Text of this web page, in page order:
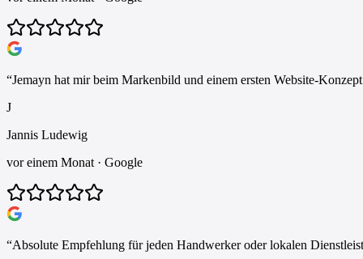
“Jemayn hat mir beim Markenbild und einem ersten Website-
J
Jannis Ludewig
vor einem Monat · Google
“Absolute Empfehlung für jeden Handwerker oder lokalen